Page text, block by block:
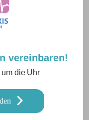
vereinbaren!
die Uhr